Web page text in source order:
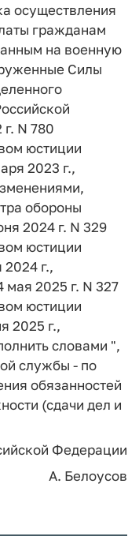
осуществления
гражданам
на военную
Силы
N 780
юстиции
2023 г.,
обороны
2024 г. N 329
юстиции
г.,
мая 2025 г. N 327
юстиции
2025 г.,
словами ",
службы - по
обязанностей
(сдачи дел и
Федерации
А. Белоусов